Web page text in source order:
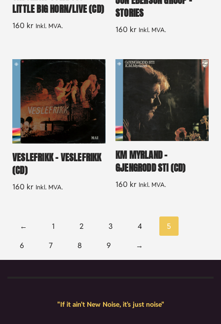
LITTLE BIG HORN/LIVE (CD)
160 kr Inkl. MVA.
STORIES
160 kr Inkl. MVA.
VESLEFRIKK – VESLEFRIKK
(CD)
160 kr Inkl. MVA.
KM MYRLAND –
GJENGRODD STI (CD)
160 kr Inkl. MVA.
← 1 2 3 4 5
6 7 8 9 →
"If it ain't New Noise, it's just noise"